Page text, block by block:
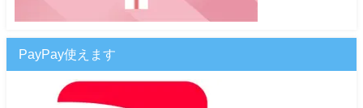
PayPay使えます